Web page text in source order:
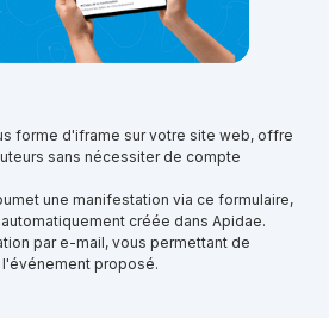
forme d'iframe sur votre site web, offre
sans nécessiter de compte
une manifestation via ce formulaire,
créée dans Apidae.
par e-mail, vous permettant de
proposé.